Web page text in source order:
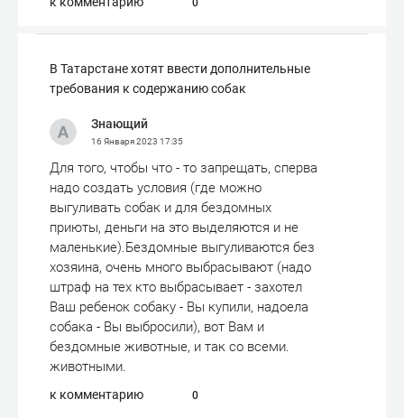
0
​В Татарстане хотят ввести дополнительные
требования к содержанию собак
Знающий
16 Января 2023 17:35
Для того, чтобы что - то запрещать, сперва
надо создать условия (где можно
выгуливать собак и для бездомных
приюты, деньги на это выделяются и не
маленькие).Бездомные выгуливаются без
хозяина, очень много выбрасывают (надо
штраф на тех кто выбрасывает - захотел
Ваш ребенок собаку - Вы купили, надоела
собака - Вы выбросили), вот Вам и
бездомные животные, и так со всеми.
животными.
к комментарию 0